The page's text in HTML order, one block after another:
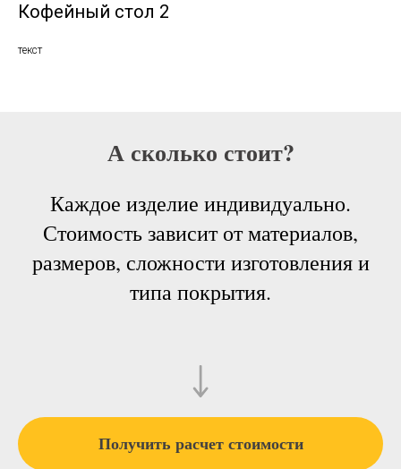
Кофейный стол 2
текст
А сколько стоит?
Каждое изделие индивидуально.
Стоимость зависит от материалов,
размеров, сложности изготовления и
типа покрытия.
Получить расчет стоимости